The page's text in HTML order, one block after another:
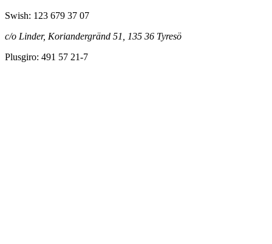
Swish: 123 679 37 07
c/o Linder, Koriandergränd 51, 135 36 Tyresö
Plusgiro: 491 57 21-7